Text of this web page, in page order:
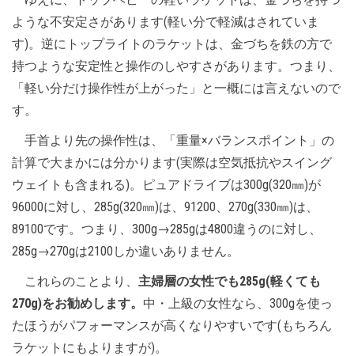
ような不安定さがあります(軽い分で軽減はされていま
す)。逆にトップライトのラケットは、金づちを鉄の方で
持つような安定性と操作のしやすさがあります。つまり、
「軽い分だけ操作性が上がった」と一概には言えないので
す。
手首より先の操作性は、「重量×バランスポイント」の
計算で大まかには分かります(実際は空気抵抗やスイング
ウェイトも含まれる)。ピュアドライブは300g(320㎜)が
96000に対し、285g(320㎜)は、91200、270g(330㎜)は、
89100です。つまり、300g→285gは4800違うのに対し、
285g→270gは2100しか違いありません。
これらのことより、 主婦層の女性でも285g(軽くても
270g)をお勧めします。 中・上級の女性なら、300gを使っ
たほうがパフォーマンスが高くなりやすいです(もちろん
ラケットにもよりますが)。